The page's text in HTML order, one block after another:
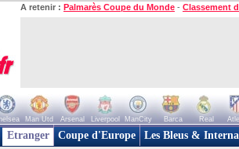
A retenir : Palmarès Coupe du Monde - Classement
Man Utd Arsenal Liverpool ManCity Barca Real
Etranger Coupe d'Europe Les Bleus &